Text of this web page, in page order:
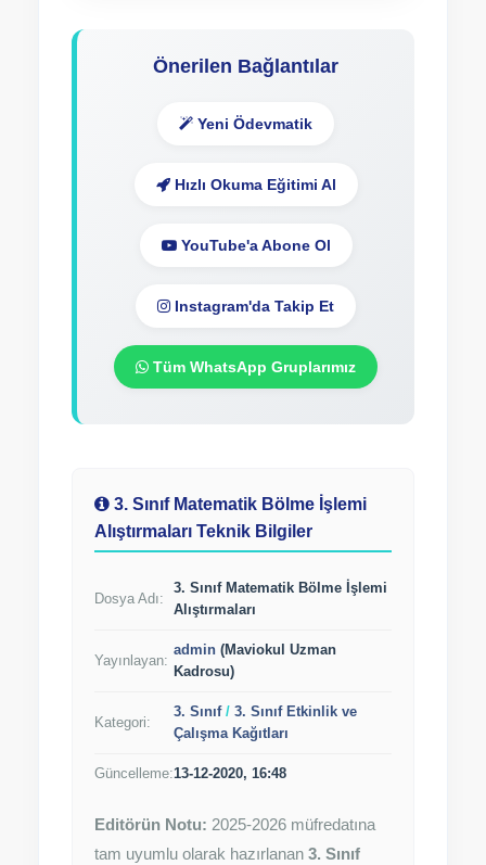
Önerilen Bağlantılar
Yeni Ödevmatik
Hızlı Okuma Eğitimi Al
YouTube'a Abone Ol
Instagram'da Takip Et
Tüm WhatsApp Gruplarımız
3. Sınıf Matematik Bölme İşlemi
Alıştırmaları Teknik Bilgiler
Dosya Adı:
3. Sınıf Matematik Bölme İşlemi
Alıştırmaları
Yayınlayan:
admin (Maviokul Uzman
Kadrosu)
Kategori:
3. Sınıf/ 3. Sınıf Etkinlik ve
Çalışma Kağıtları
Güncelleme:13-12-2020, 16:48
Editörün Notu: 2025-2026 müfredatına
tam uyumlu olarak hazırlanan 3. Sınıf